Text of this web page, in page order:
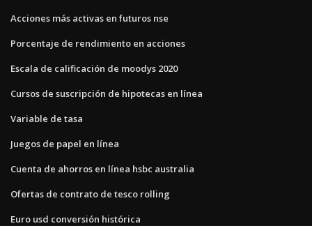
Acciones más activas en futuros nse
Porcentaje de rendimiento en acciones
Escala de calificación de moodys 2020
Cursos de suscripción de hipotecas en línea
Variable de tasa
Juegos de papel en línea
Cuenta de ahorros en línea hsbc australia
Ofertas de contrato de tesco rolling
Euro usd conversión histórica